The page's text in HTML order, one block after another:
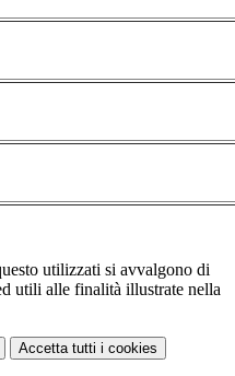
utilizzati si avvalgono di
utili alle finalità illustrate nella
Accetta tutti i cookies